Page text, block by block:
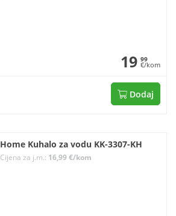
19 99
€/kom
Dodaj
Home Kuhalo za vodu KK-3307-KH
Cijena za j.m.: 16,99 €/kom